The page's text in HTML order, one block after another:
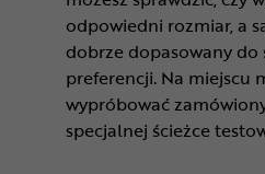
odpowiedni rozmiar, a
dobrze dopasowany do
preferencji. Na miejscu
wypróbować
specjalnej ścieżce